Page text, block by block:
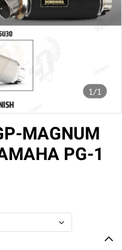
1/1
MAGNUM
PG-1